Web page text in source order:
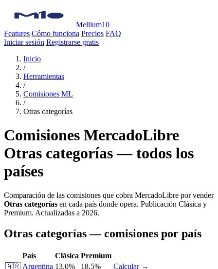
Mellium10
Features Cómo funciona Precios FAQ
Iniciar sesión Registrarse gratis
Inicio
/
Herramientas
/
Comisiones ML
/
Otras categorías
Comisiones MercadoLibre
Otras categorías — todos los
países
Comparación de las comisiones que cobra MercadoLibre por vender
Otras categorías en cada país donde opera. Publicación Clásica y
Premium. Actualizadas a 2026.
Otras categorías — comisiones por país
País Clásica Premium
🇦🇷 Argentina 13.0% 18.5%
Calcular →